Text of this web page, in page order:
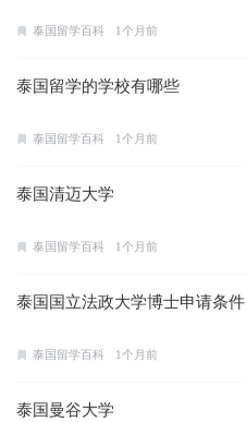
泰国留学百科 1个月前
泰国留学的学校有哪些
泰国留学百科 1个月前
泰国清迈大学
泰国留学百科 1个月前
泰国国立法政大学博士申请条件
泰国留学百科 1个月前
泰国曼谷大学